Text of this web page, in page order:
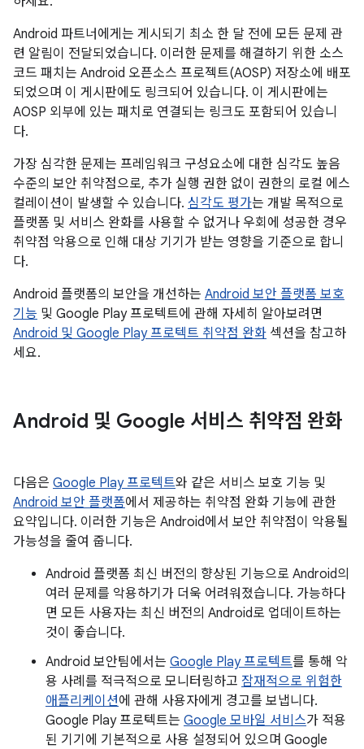
Android 파트너에게는 게시되기 최소 한 달 전에 모든 문제 관
련 알림이 전달되었습니다. 이러한 문제를 해결하기 위한 소스
코드 패치는 Android 오픈소스 프로젝트(AOSP) 저장소에 배포
되었으며 이 게시판에도 링크되어 있습니다. 이 게시판에는
AOSP 외부에 있는 패치로 연결되는 링크도 포함되어 있습니
다.
가장 심각한 문제는 프레임워크 구성요소에 대한 심각도 높음
수준의 보안 취약점으로, 추가 실행 권한 없이 권한의 로컬 에스
컬레이션이 발생할 수 있습니다. 심각도 평가는 개발 목적으로
플랫폼 및 서비스 완화를 사용할 수 없거나 우회에 성공한 경우
취약점 악용으로 인해 대상 기기가 받는 영향을 기준으로 합니
다.
Android 플랫폼의 보안을 개선하는 Android 보안 플랫폼 보호
기능 및 Google Play 프로텍트에 관해 자세히 알아보려면
Android 및 Google Play 프로텍트 취약점 완화 섹션을 참고하
세요.
Android 및 Google 서비스 취약점 완화
다음은 Google Play 프로텍트와 같은 서비스 보호 기능 및
Android 보안 플랫폼에서 제공하는 취약점 완화 기능에 관한
요약입니다. 이러한 기능은 Android에서 보안 취약점이 악용될
가능성을 줄여 줍니다.
Android 플랫폼 최신 버전의 향상된 기능으로 Android의
여러 문제를 악용하기가 더욱 어려워졌습니다. 가능하다
면 모든 사용자는 최신 버전의 Android로 업데이트하는
것이 좋습니다.
Android 보안팀에서는 Google Play 프로텍트를 통해 악
용 사례를 적극적으로 모니터링하고 잠재적으로 위험한
애플리케이션에 관해 사용자에게 경고를 보냅니다.
Google Play 프로텍트는 Google 모바일 서비스가 적용
된 기기에 기본적으로 사용 설정되어 있으며 Google